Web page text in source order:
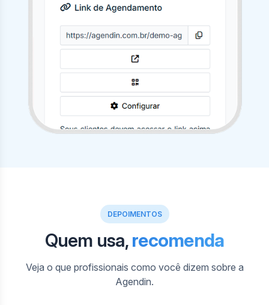
DEPOIMENTOS
Quem usa,recomenda
Veja o que profissionais como você dizem sobre a
Agendin.